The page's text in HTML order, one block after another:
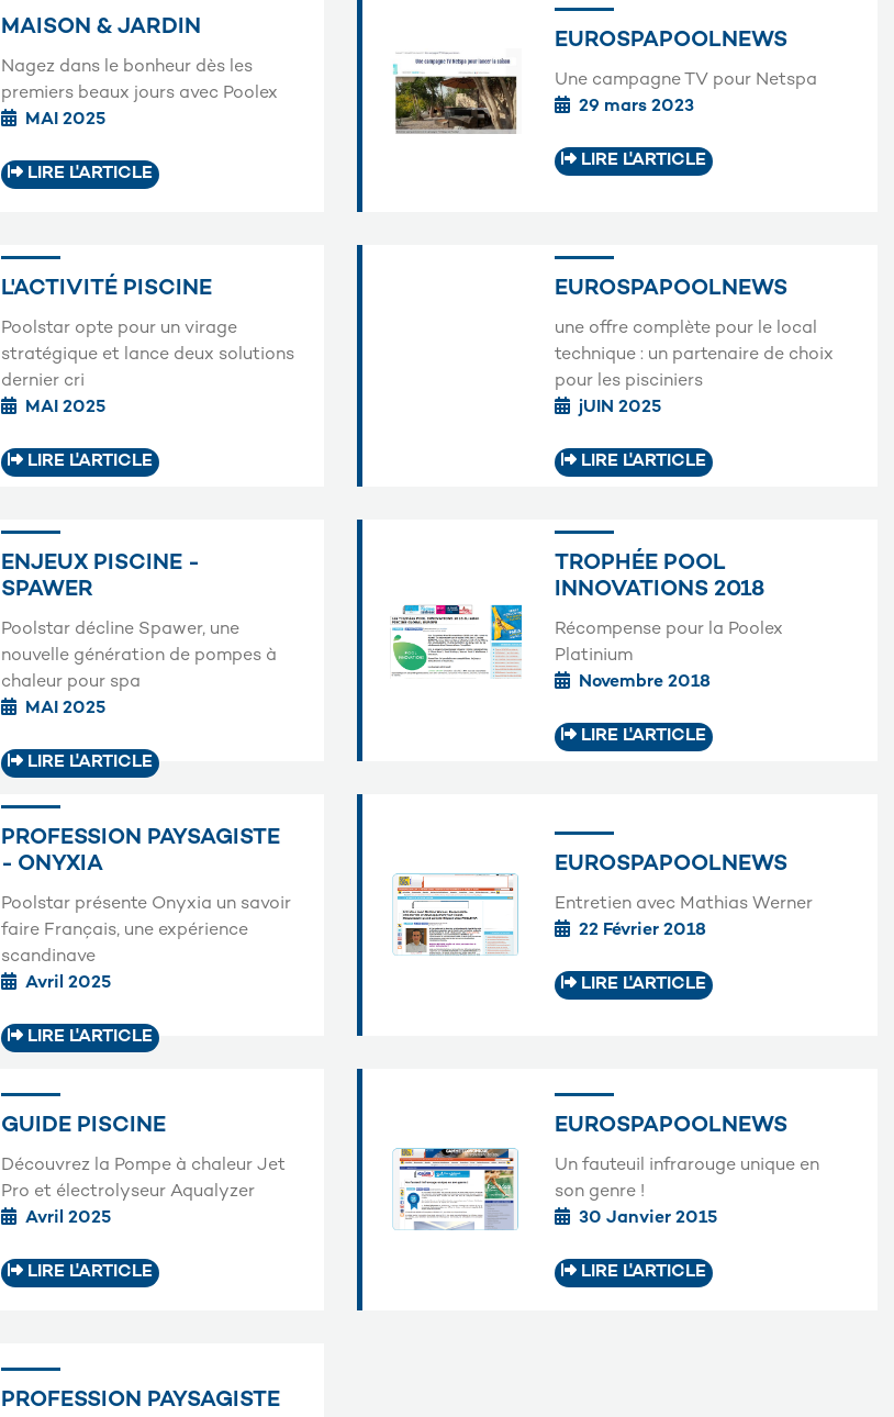
MAISON & JARDIN
Nagez dans le bonheur dès les
premiers beaux jours avec Poolex
MAI 2025
LIRE L'ARTICLE
L'ACTIVITÉ PISCINE
Poolstar opte pour un virage
stratégique et lance deux solutions
dernier cri
MAI 2025
LIRE L'ARTICLE
ENJEUX PISCINE -
SPAWER
Poolstar décline Spawer, une
nouvelle génération de pompes à
chaleur pour spa
MAI 2025
LIRE L'ARTICLE
PROFESSION PAYSAGISTE
- ONYXIA
Poolstar présente Onyxia un savoir
faire Français, une expérience
scandinave
Avril 2025
LIRE L'ARTICLE
GUIDE PISCINE
Découvrez la Pompe à chaleur Jet
Pro et électrolyseur Aqualyzer
Avril 2025
LIRE L'ARTICLE
PROFESSION PAYSAGISTE
EUROSPAPOOLNEWS
Une campagne TV pour Netspa
29 mars 2023
LIRE L'ARTICLE
EUROSPAPOOLNEWS
une offre complète pour le local
technique : un partenaire de choix
pour les pisciniers
jUIN 2025
LIRE L'ARTICLE
TROPHÉE POOL
INNOVATIONS 2018
Récompense pour la Poolex
Platinium
Novembre 2018
LIRE L'ARTICLE
EUROSPAPOOLNEWS
Entretien avec Mathias Werner
22 Février 2018
LIRE L'ARTICLE
EUROSPAPOOLNEWS
Un fauteuil infrarouge unique en
son genre !
30 Janvier 2015
LIRE L'ARTICLE